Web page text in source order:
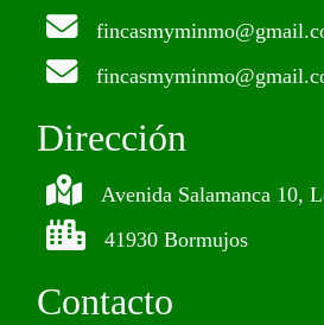
Dirección
Avenida Salamanca 10,
41930 Bormujos
Contacto